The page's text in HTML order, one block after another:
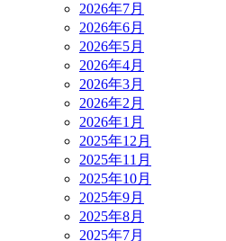
2026年7月
2026年6月
2026年5月
2026年4月
2026年3月
2026年2月
2026年1月
2025年12月
2025年11月
2025年10月
2025年9月
2025年8月
2025年7月